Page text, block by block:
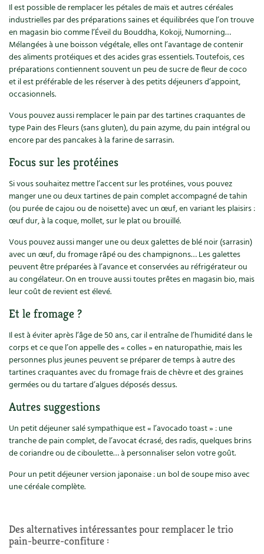
Il est possible de remplacer les pétales de maïs et autres céréales
industrielles par des préparations saines et équilibrées que l’on trouve
en magasin bio comme l’Éveil du Bouddha, Kokoji, Numorning…
Mélangées à une boisson végétale, elles ont l’avantage de contenir
des aliments protéiques et des acides gras essentiels. Toutefois, ces
préparations contiennent souvent un peu de sucre de fleur de coco
et il est préférable de les réserver à des petits déjeuners d’appoint,
occasionnels.
Vous pouvez aussi remplacer le pain par des tartines craquantes de
type Pain des Fleurs (sans gluten), du pain azyme, du pain intégral ou
encore par des pancakes à la farine de sarrasin.
Focus sur les protéines
Si vous souhaitez mettre l’accent sur les protéines, vous pouvez
manger une ou deux tartines de pain complet accompagné de tahin
(ou purée de cajou ou de noisette) avec un œuf, en variant les plaisirs :
œuf dur, à la coque, mollet, sur le plat ou brouillé.
Vous pouvez aussi manger une ou deux galettes de blé noir (sarrasin)
avec un œuf, du fromage râpé ou des champignons… Les galettes
peuvent être préparées à l’avance et conservées au réfrigérateur ou
au congélateur. On en trouve aussi toutes prêtes en magasin bio, mais
leur coût de revient est élevé.
Et le fromage ?
Il est à éviter après l’âge de 50 ans, car il entraîne de l’humidité dans le
corps et ce que l’on appelle des « colles » en naturopathie, mais les
personnes plus jeunes peuvent se préparer de temps à autre des
tartines craquantes avec du fromage frais de chèvre et des graines
germées ou du tartare d’algues déposés dessus.
Autres suggestions
Un petit déjeuner salé sympathique est « l’avocado toast » : une
tranche de pain complet, de l’avocat écrasé, des radis, quelques brins
de coriandre ou de ciboulette… à personnaliser selon votre goût.
Pour un petit déjeuner version japonaise : un bol de soupe miso avec
une céréale complète.
Des alternatives intéressantes pour remplacer le trio
pain-beurre-confiture :